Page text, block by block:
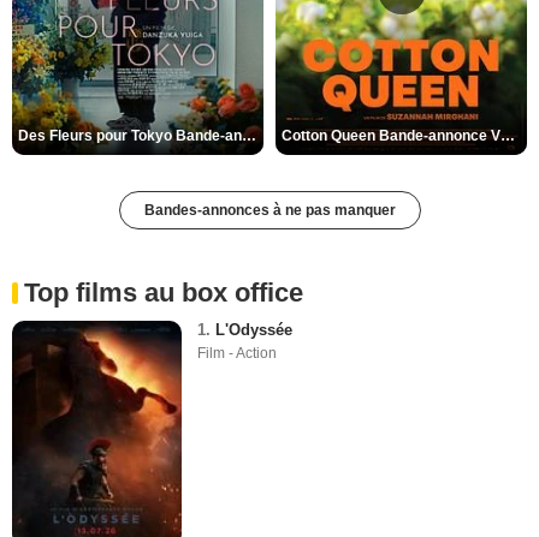
Des Fleurs pour Tokyo Bande-annonce VO STFR Cotton Queen Bande-annonce VO STFR
Bandes-annonces à ne pas manquer
Top films au box office
1. L'Odyssée
Film - Action